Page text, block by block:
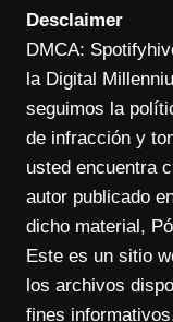
Desclaimer
DMCA:
la Digital
seguimos la
de infracción y
usted encuentra
autor publicado
dicho material,
Este es un sitio
los archivos
fines